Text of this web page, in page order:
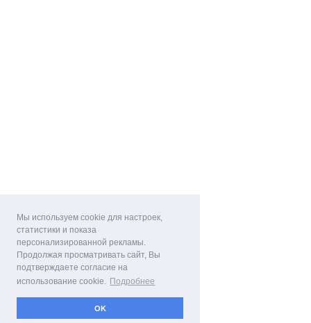
Мы используем cookie для настроек,
статистики и показа
персонализированной рекламы.
Продолжая просматривать сайт, Вы
подтверждаете согласие на
использование cookie. Подробнее
OK